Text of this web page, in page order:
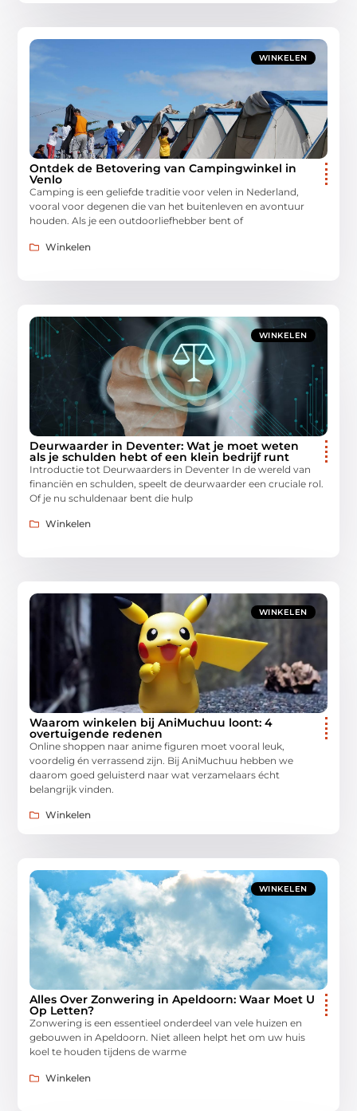
WINKELEN
Ontdek de Betovering van Campingwinkel in
Venlo
Camping is een geliefde traditie voor velen in Nederland,
vooral voor degenen die van het buitenleven en avontuur
houden. Als je een outdoorliefhebber bent of
Winkelen
WINKELEN
Deurwaarder in Deventer: Wat je moet weten
als je schulden hebt of een klein bedrijf runt
Introductie tot Deurwaarders in Deventer In de wereld van
financiën en schulden, speelt de deurwaarder een cruciale rol.
Of je nu schuldenaar bent die hulp
Winkelen
WINKELEN
Waarom winkelen bij AniMuchuu loont: 4
overtuigende redenen
Online shoppen naar anime figuren moet vooral leuk,
voordelig én verrassend zijn. Bij AniMuchuu hebben we
daarom goed geluisterd naar wat verzamelaars écht
belangrijk vinden.
Winkelen
WINKELEN
Alles Over Zonwering in Apeldoorn: Waar Moet U
Op Letten?
Zonwering is een essentieel onderdeel van vele huizen en
gebouwen in Apeldoorn. Niet alleen helpt het om uw huis
koel te houden tijdens de warme
Winkelen